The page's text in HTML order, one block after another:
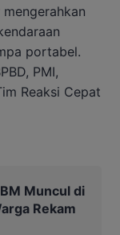
portabel.
PMI,
Reaksi Cepat
Muncul di
Rekam